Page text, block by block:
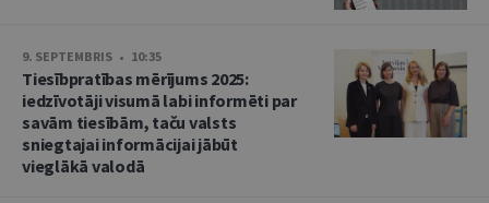
9. SEPTEMBRIS • 10:35
Tiesībpratības mērījums 2025:
iedzīvotāji visumā labi informēti par
savām tiesībām, taču valsts
sniegtajai informācijai jābūt
vieglākā valodā